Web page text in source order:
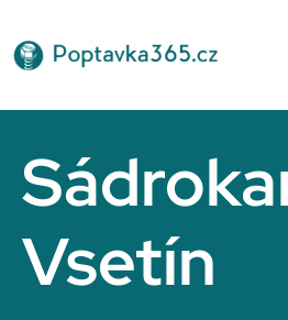
na
obsah
Vsetín